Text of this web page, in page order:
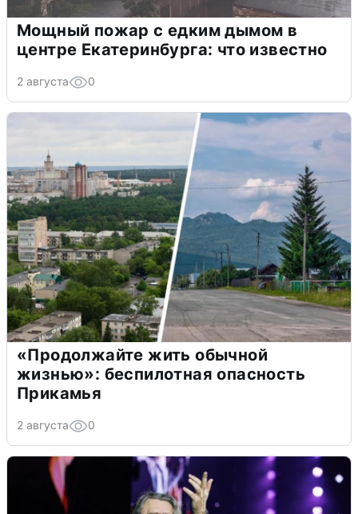
Мощный пожар с едким дымом в
центре Екатеринбурга: что известно
2 августа 0
«Продолжайте жить обычной
жизнью»: беспилотная опасность
Прикамья
2 августа 0